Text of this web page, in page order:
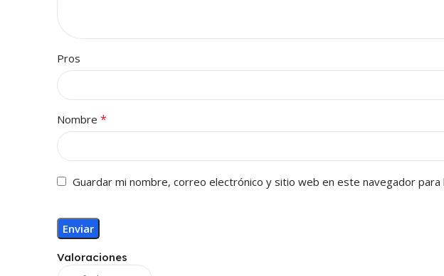
Valoraciones
Pros
Nombre *
Guardar mi nombre, correo electrónico y sitio web en este navegador para